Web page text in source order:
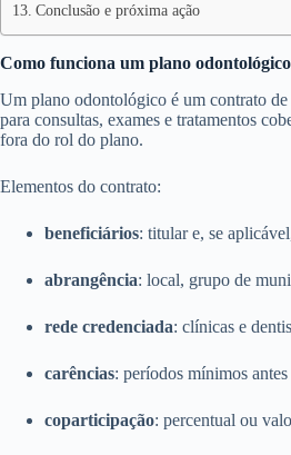
Conclusão e próxima ação
Como funciona um plano odontológico
Um plano odontológico é um contrato de
para consultas, exames e tratamentos
fora do rol do plano.
Elementos do contrato:
beneficiários: titular e, se
abrangência: local, grupo de
rede credenciada: clínicas e
carências: períodos mínimos
coparticipação: percentual ou